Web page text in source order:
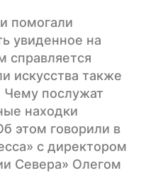
помогали
увиденное на
справляется
искусства также
Чему послужат
находки
этом говорили в
с директором
Севера» Олегом